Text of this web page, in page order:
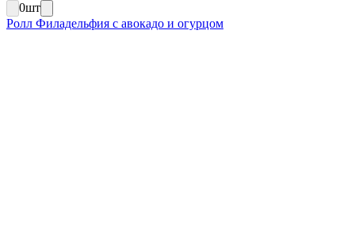
0шт
Ролл Филадельфия с авокадо и огурцом